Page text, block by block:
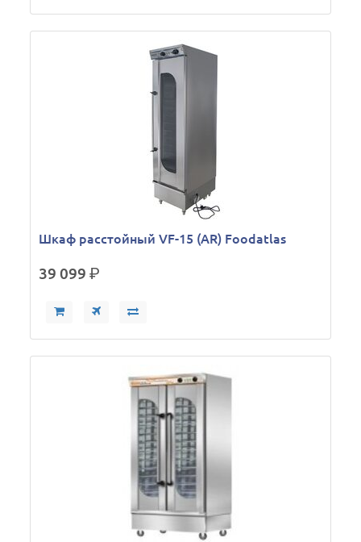
Шкаф расстойный VF-15 (AR) Foodatlas
39 099р.